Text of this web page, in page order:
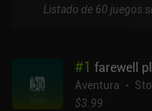
Listado de 60 juegos
#1 farewell
Aventura
$3.99